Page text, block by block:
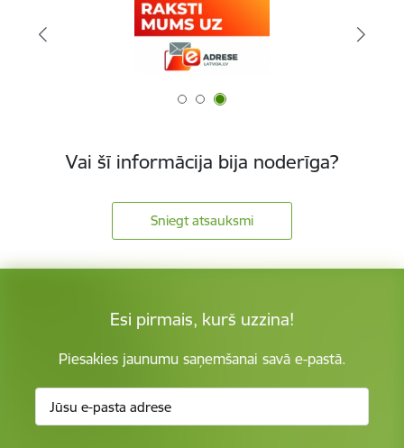
Vai šī informācija bija noderīga?
Sniegt atsauksmi
Esi pirmais, kurš uzzina!
Piesakies jaunumu saņemšanai savā e-pastā.